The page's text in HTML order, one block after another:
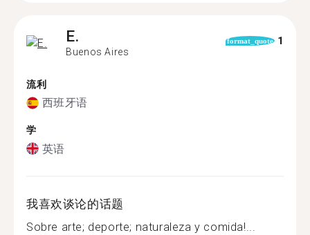
E.
Buenos Aires
format_quote 1
流利
西班牙语
学
英语
我喜欢谈论的话题
Sobre arte; deporte; naturaleza y comida!...